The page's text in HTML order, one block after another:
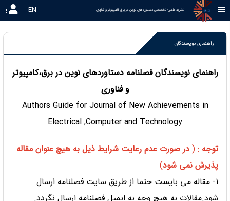
نشریه علمی-تخصصی دستاوردهای نوین در برق،کامپیوتر و فناوری EN
راهنمای نویسندگان
راهنمای نویسندگان فصلنامه دستاوردهای نوین در برق،کامپیوتر
و فناوری
Authors Guide for Journal of New Achievements in
Electrical ,Computer and Technology
توجه :
( در صورت عدم رعایت شرایط ذیل به هیچ عنوان مقاله
پذیرش نمی شود)
1- مقاله می بایست حتما از طریق سایت فصلنامه ارسال
شود.مقالات به هیچ وجه به ایمیل فصلنامه ارسال نگردد.